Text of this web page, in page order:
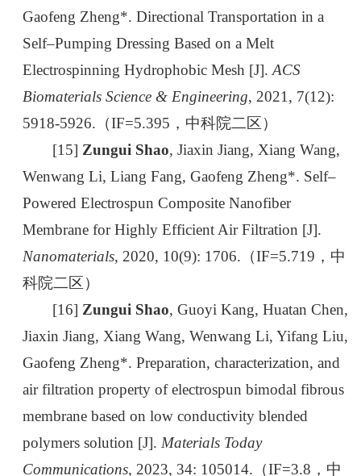
Gaofeng Zheng*. Directional Transportation in a
Self–Pumping Dressing Based on a Melt
Electrospinning Hydrophobic Mesh [J]. ACS
Biomaterials Science & Engineering, 2021, 7(12):
5918-5926.（IF=5.395，中科院二区）
[15] Zungui Shao, Jiaxin Jiang, Xiang Wang,
Wenwang Li, Liang Fang, Gaofeng Zheng*. Self–
Powered Electrospun Composite Nanofiber
Membrane for Highly Efficient Air Filtration [J].
Nanomaterials, 2020, 10(9): 1706.（IF=5.719，中
科院二区）
[16] Zungui Shao, Guoyi Kang, Huatan Chen,
Jiaxin Jiang, Xiang Wang, Wenwang Li, Yifang Liu,
Gaofeng Zheng*. Preparation, characterization, and
air filtration property of electrospun bimodal fibrous
membrane based on low conductivity blended
polymers solution [J]. Materials Today
Communications, 2023, 34: 105014.（IF=3.8，中